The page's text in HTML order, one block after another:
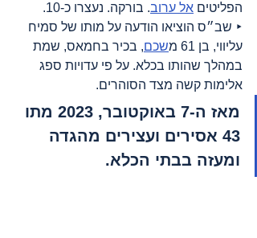
הפליטים אל ערוב. בורקה. נעצרו כ-10.
‣ שב״ס הוציאו הודעה על מותו של סמיח
עליווי, בן 61 מ
שכם, בכיר בחמאס, שמת
במהלך שהותו בכלא. על פי עדויות ספג
אלימות קשה מצד הסוהרים.
מאז ה-7 באוקטובר, 2023 מתו
43 אסירים ועצירים מהגדה
ומעזה בבתי הכלא.